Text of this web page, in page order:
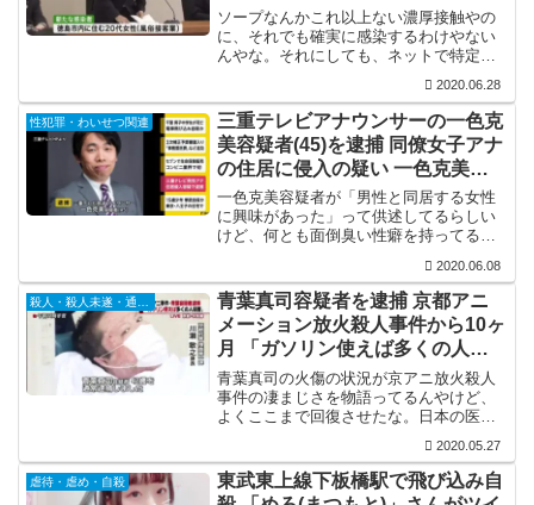
は陰性
ソープなんかこれ以上ない濃厚接触やの
に、それでも確実に感染するわけやない
んやな。それにしても、ネットで特定さ
くれてるわけやけど、これほど有益な情
報もないわけで、ほんま有り難い事で
す。残りの26人も...
2020.06.28
性犯罪・わいせつ関連
三重テレビアナウンサーの一色克
美容疑者(45)を逮捕 同僚女子アナ
の住居に侵入の疑い 一色克美の
Facebook特定
一色克美容疑者が「男性と同居する女性
に興味があった」って供述してるらしい
けど、何とも面倒臭い性癖を持ってるん
2020.06.08
青葉真司容疑者を逮捕 京都アニ
メーション放火殺人事件から10ヶ
月 「ガソリン使えば多くの人殺
害」
青葉真司の火傷の状況が京アニ放火殺人
事件の凄まじさを物語ってるんやけど、
よくここまで回復させたな。日本の医療
青葉真司を法廷に送る意思ってのを感じ
る。
2020.05.27
虐待・虐め・自殺
東武東上線下板橋駅で飛び込み自